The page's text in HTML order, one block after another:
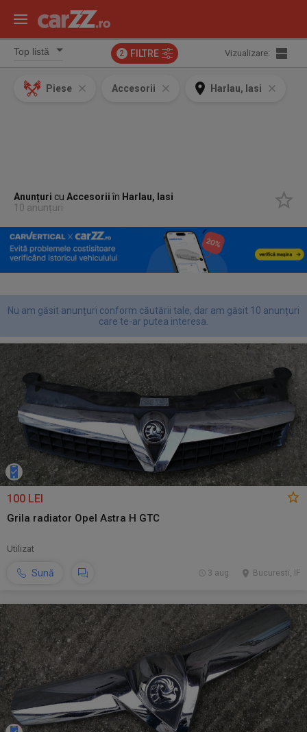
2 FILTRE Vizualizare:
Piese Accesorii Harlau, Iasi
Anunțuri cuAccesoriiîn Harlau, Iasi
10 anunțuri
Nu am găsit anunțuri conform căutării tale, dar am găsit 10 anunțuri
care te-ar putea interesa.
100 LEI
Grila radiator Opel Astra H GTC
Utilizat
Sună Bucuresti, IF
3 aug.